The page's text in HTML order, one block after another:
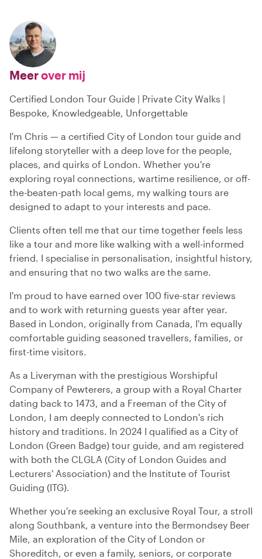
Meerover mij
Certified London Tour Guide | Private City Walks |
Bespoke, Knowledgeable, Unforgettable
I'm Chris — a certified City of London tour guide and
lifelong storyteller with a deep love for the people,
places, and quirks of London. Whether you're
exploring royal connections, wartime resilience, or off-
the-beaten-path local gems, my walking tours are
designed to adapt to your interests and pace.
Clients often tell me that our time together feels less
like a tour and more like walking with a well-informed
friend. I specialise in personalisation, insightful history,
and ensuring that no two walks are the same.
I'm proud to have earned over 100 five-star reviews
and to work with returning guests year after year.
Based in London, originally from Canada, I'm equally
comfortable guiding seasoned travellers, families, or
first-time visitors.
As a Liveryman with the prestigious Worshipful
Company of Pewterers, a group with a Royal Charter
dating back to 1473, and a Freeman of the City of
London, I am deeply connected to London's rich
history and traditions. In 2024 I qualified as a City of
London (Green Badge) tour guide, and am registered
with both the CLGLA (City of London Guides and
Lecturers' Association) and the Institute of Tourist
Guiding (ITG).
Whether you're seeking an exclusive Royal Tour, a stroll
along Southbank, a venture into the Bermondsey Beer
Mile, an exploration of the City of London or
Shoreditch, or even a family, seniors, or corporate